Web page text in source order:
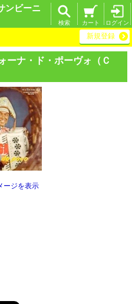
ンビーニ
ログイン
カート
検索
新規登録
ーナ ・ド・ポーヴォ（ Ｃ
ージを表示